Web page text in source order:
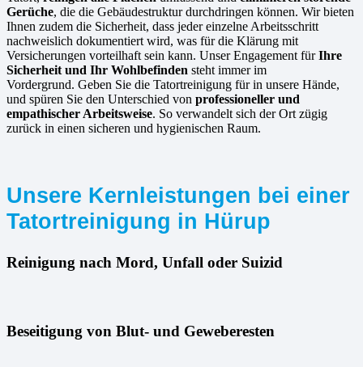
Gerüche, die die Gebäudestruktur durchdringen können. Wir bieten
Ihnen zudem die Sicherheit, dass jeder einzelne Arbeitsschritt
nachweislich dokumentiert wird, was für die Klärung mit
Versicherungen vorteilhaft sein kann. Unser Engagement fürIhre
Sicherheit und Ihr Wohlbefinden steht immer im
Vordergrund. Geben Sie die Tatortreinigung für in unsere Hände,
und spüren Sie den Unterschied von professioneller und
empathischer Arbeitsweise. So verwandelt sich der Ort zügig
zurück in einen sicheren und hygienischen Raum.
Unsere Kernleistungen bei einer
Tatortreinigung in Hürup
Reinigung nach Mord, Unfall oder Suizid
Beseitigung von Blut- und Geweberesten